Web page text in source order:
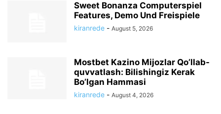
Sweet Bonanza Computerspiel
Features, Demo Und Freispiele
kiranrede - August 5, 2026
Mostbet Kazino Mijozlar Qo’llab-
quvvatlash: Bilishingiz Kerak
Bo’lgan Hammasi
kiranrede - August 4, 2026